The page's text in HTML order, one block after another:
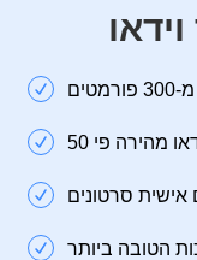
מהירה פי 50
סרטונים
הטובה ביותר